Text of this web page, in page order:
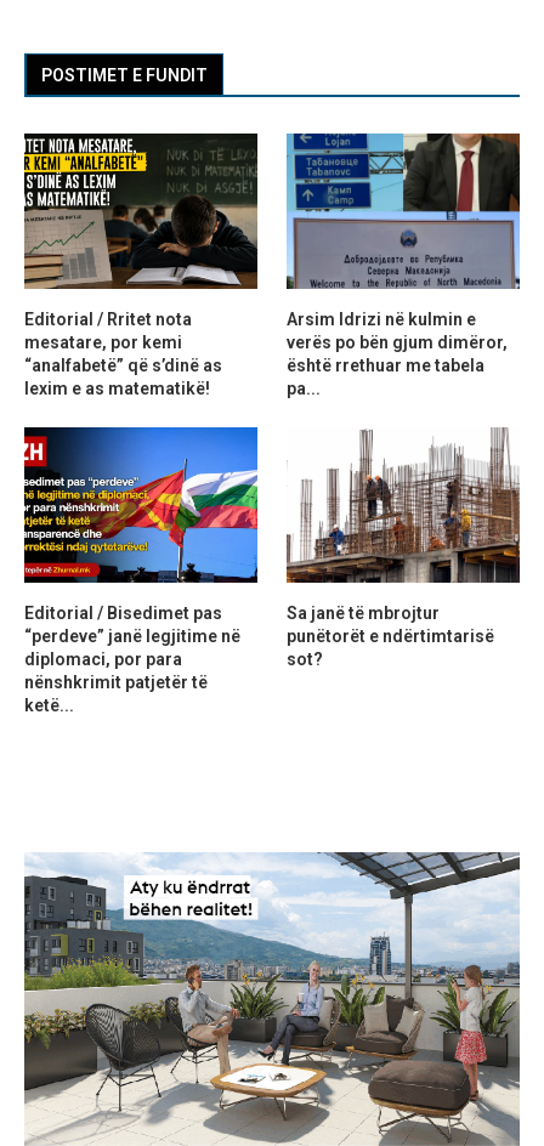
POSTIMET E FUNDIT
Editorial / Rritet nota
mesatare, por kemi
“analfabetë” që s’dinë as
lexim e as matematikë!
Arsim Idrizi në kulmin e
verës po bën gjum dimëror,
është rrethuar me tabela
pa...
Editorial / Bisedimet pas
“perdeve” janë legjitime në
diplomaci, por para
nënshkrimit patjetër të
ketë...
Sa janë të mbrojtur
punëtorët e ndërtimtarisë
sot?